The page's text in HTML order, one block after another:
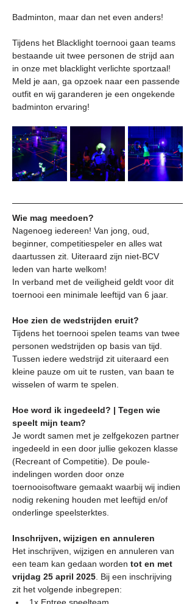
Badminton, maar dan net even anders!
Tijdens het Blacklight toernooi gaan teams
bestaande uit twee personen de strijd aan
in onze met blacklight verlichte sportzaal!
Meld je aan, ga opzoek naar een passende
outfit en wij garanderen je een ongekende
badminton ervaring!
Wie mag meedoen?
Nagenoeg iedereen! Van jong, oud,
beginner, competitiespeler en alles wat
daartussen zit. Uiteraard zijn niet-BCV
leden van harte welkom!
In verband met de veiligheid geldt voor dit
toernooi een minimale leeftijd van 6 jaar.
Hoe zien de wedstrijden eruit?
Tijdens het toernooi spelen teams van twee
personen wedstrijden op basis van tijd.
Tussen iedere wedstrijd zit uiteraard een
kleine pauze om uit te rusten, van baan te
wisselen of warm te spelen.
Hoe word ik ingedeeld? | Tegen wie
speelt mijn team?
Je wordt samen met je zelfgekozen partner
ingedeeld in een door jullie gekozen klasse
(Recreant of Competitie). De poule-
indelingen worden door onze
toernooisoftware gemaakt waarbij wij indien
nodig rekening houden met leeftijd en/of
onderlinge speelsterktes.
Inschrijven, wijzigen en annuleren
Het inschrijven, wijzigen en annuleren van
een team kan gedaan worden tot en met
vrijdag 25 april 2025 . Bij een inschrijving
zit het volgende inbegrepen:
1x Entree speelteam